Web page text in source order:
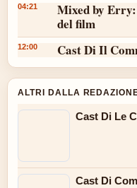
04:21
Mixed by
del film
12:00 Cast Di Il
ALTRI DALLA
Cast Di Le
Cast Di